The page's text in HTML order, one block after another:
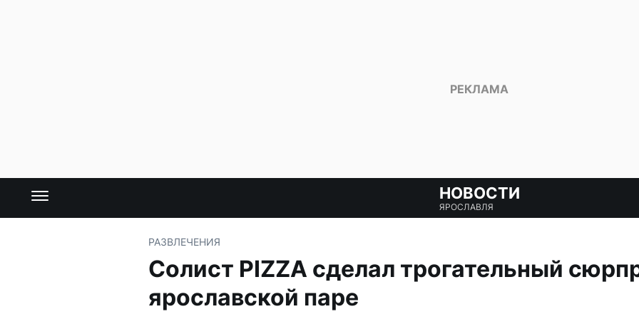
НОВОСТИ
ЯРОСЛАВЛЯ
РАЗВЛЕЧЕНИЯ
Солист PIZZA сделал трогательный
ярославской паре